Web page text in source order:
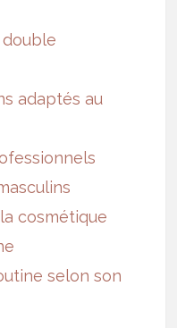
adaptés au
cosmétique
selon son